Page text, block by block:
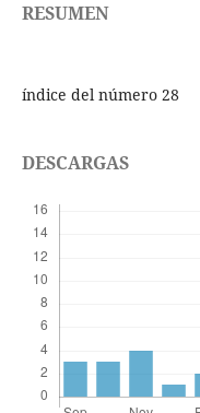
RESUMEN
índice del número 28
DESCARGAS